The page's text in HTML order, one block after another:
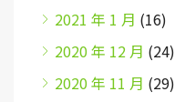
2021 年 1 月 (16)
2020 年 12 月 (24)
2020 年 11 月 (29)